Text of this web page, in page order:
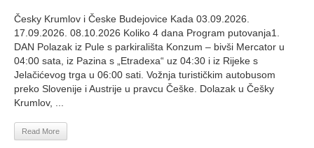
Česky Krumlov i Česke Budejovice Kada 03.09.2026.
17.09.2026. 08.10.2026 Koliko 4 dana Program putovanja1.
DAN Polazak iz Pule s parkirališta Konzum – bivši Mercator u
04:00 sata, iz Pazina s „Etradexa“ uz 04:30 i iz Rijeke s
Jelačićevog trga u 06:00 sati. Vožnja turističkim autobusom
preko Slovenije i Austrije u pravcu Češke. Dolazak u Češky
Krumlov, ...
Read More